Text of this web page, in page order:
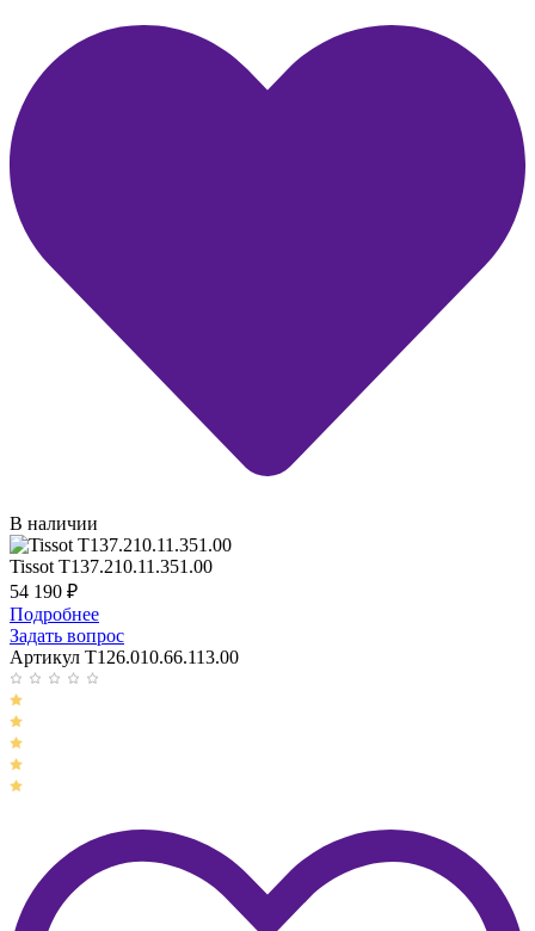
В наличии
Tissot T137.210.11.351.00
54 190 ₽
Подробнее
Задать вопрос
Артикул T126.010.66.113.00